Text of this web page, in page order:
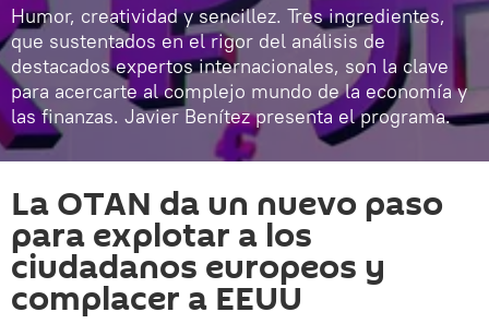
Humor, creatividad y sencillez. Tres ingredientes,
que sustentados en el rigor del análisis de
destacados expertos internacionales, son la clave
para acercarte al complejo mundo de la economía y
las finanzas. Javier Benítez presenta el programa.
La OTAN da un nuevo paso
para explotar a los
ciudadanos europeos y
complacer a EEUU